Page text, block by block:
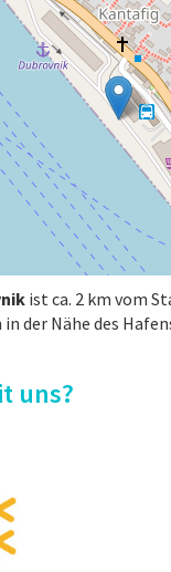
ist ca. 2 km vom
der Nähe des
uns?